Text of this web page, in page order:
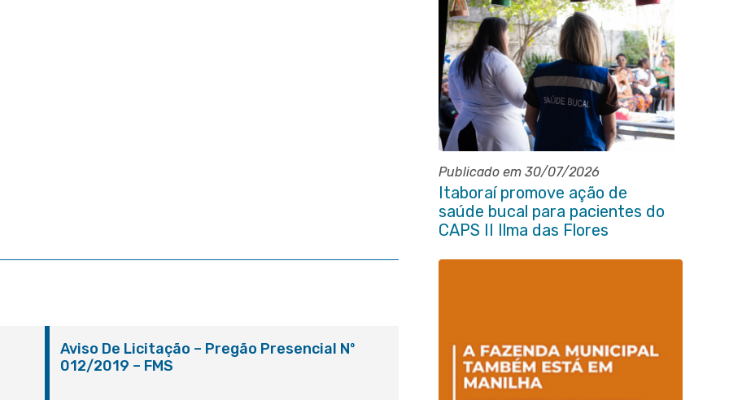
Publicado em 30/07/2026
Itaboraí promove ação de
saúde bucal para pacientes do
CAPS II Ilma das Flores
Aviso De Licitação – Pregão Presencial Nº
012/2019 – FMS